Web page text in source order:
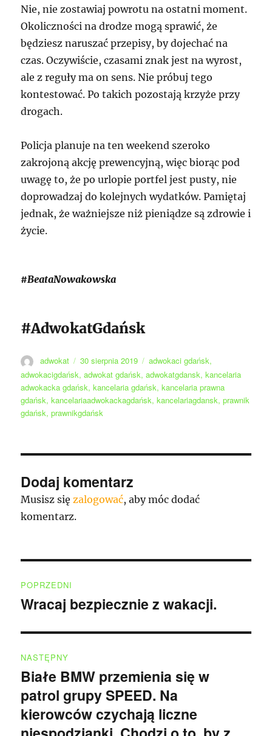
Nie, nie zostawiaj powrotu na ostatni moment.
Okoliczności na drodze mogą sprawić, że
będziesz naruszać przepisy, by dojechać na
czas. Oczywiście, czasami znak jest na wyrost,
ale z reguły ma on sens. Nie próbuj tego
kontestować. Po takich pozostają krzyże przy
drogach.
Policja planuje na ten weekend szeroko
zakrojoną akcję prewencyjną, więc biorąc pod
uwagę to, że po urlopie portfel jest pusty, nie
doprowadzaj do kolejnych wydatków. Pamiętaj
jednak, że ważniejsze niż pieniądze są zdrowie i
życie.
#BeataNowakowska
#AdwokatGdańsk
Autor
adwokat
Data
publikacji
30 sierpnia 2019 Tagi
adwokaci gdańsk,
adwokacigdańsk,adwokat gdańsk,adwokatgdansk,kancelaria
adwokacka gdańsk,kancelaria gdańsk,kancelaria prawna
gdańsk,kancelariaadwokackagdańsk,kancelariagdansk,prawnik
gdańsk,prawnikgdańsk
Dodaj komentarz
Musisz się zalogować, aby móc dodać
komentarz.
wpisu
POPRZEDNI
Poprzedni
Wracaj bezpiecznie z wakacji.
NASTĘPNY
Następny
wpis:
Białe BMW przemienia się w
patrol grupy SPEED. Na
kierowców czychają liczne